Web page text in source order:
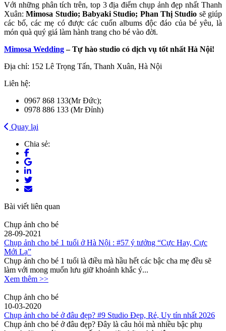
Với những phân tích trên, top 3 địa điểm chụp ảnh đẹp nhất Thanh
Xuân: Mimosa Studio; Babyaki Studio; Phan Thị Studio sẽ giúp
các bố, các mẹ có được các cuốn albums độc đáo của bé yêu, là
món quà quý giá làm hành trang cho bé vào đời.
Mimosa Wedding– Tự hào studio có dịch vụ tốt nhất Hà Nội!
Địa chỉ: 152 Lê Trọng Tấn, Thanh Xuân, Hà Nội
Liên hệ:
0967 868 133(Mr Đức);
0978 886 133 (Mr Đỉnh)
Quay lại
Chia sẻ:
Bài viết liên quan
Chụp ảnh cho bé
28-09-2021
Chụp ảnh cho bé 1 tuổi ở Hà Nội : #57 ý tưởng “Cực Hay, Cực
Mới Lạ”
Chụp ảnh cho bé 1 tuổi là điều mà hầu hết các bậc cha mẹ đều sẽ
làm với mong muốn lưu giữ khoảnh khắc ý...
Xem thêm >>
Chụp ảnh cho bé
10-03-2020
Chụp ảnh cho bé ở đâu đẹp? #9 Studio Đẹp, Rẻ, Uy tín nhất 2026
Chụp ảnh cho bé ở đâu đẹp? Đây là câu hỏi mà nhiều bậc phụ